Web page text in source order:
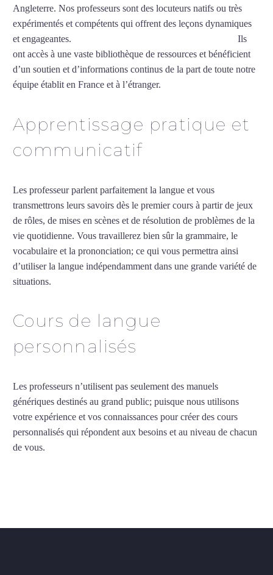
Angleterre. Nos professeurs sont des locuteurs natifs ou très
expérimentés et compétents qui offrent des leçons dynamiques
et engageantes.
Ils
ont accès à une vaste bibliothèque de ressources et bénéficient
d’un soutien et d’informations continus de la part de toute notre
équipe établit en France et à l’étranger.
Apprentissage pratique et
communicatif
Les professeur parlent parfaitement la langue et vous
transmettrons leurs savoirs dès le premier cours à partir de jeux
de rôles, de mises en scènes et de résolution de problèmes de la
vie quotidienne. Vous travaillerez bien sûr la grammaire, le
vocabulaire et la prononciation; ce qui vous permettra ainsi
d’utiliser la langue indépendamment dans une grande variété de
situations.
Cours de langue
personnalisés
Les professeurs n’utilisent pas seulement des manuels
génériques destinés au grand public; puisque nous utilisons
votre expérience et vos connaissances pour créer des cours
personnalisés qui répondent aux besoins et au niveau de chacun
de vous.